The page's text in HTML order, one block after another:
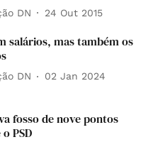
DN 24 Out 2015
salários, mas também os
DN 02 Jan 2024
fosso de nove pontos
PSD